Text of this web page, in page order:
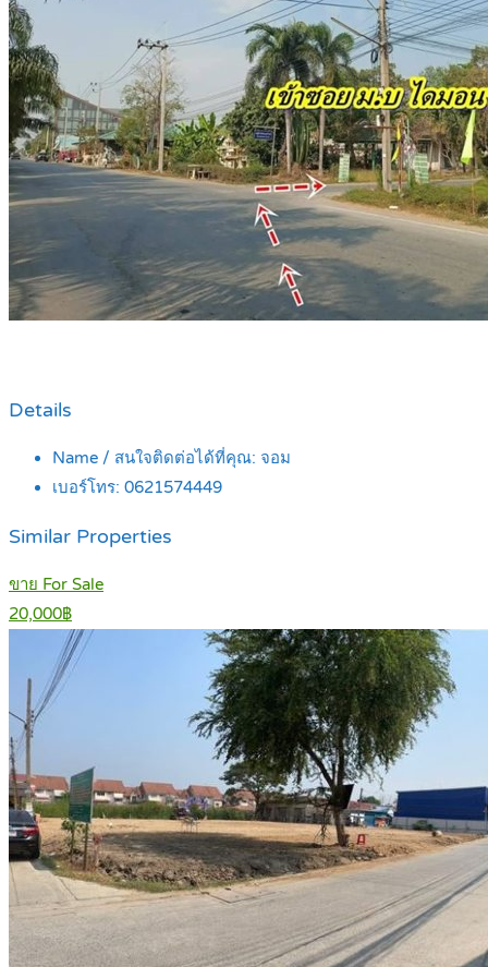
Details
Name / สนใจติดต่อได้ที่คุณ: จอม
เบอร์โทร: 0621574449
Similar Properties
ขาย For Sale
20,000฿